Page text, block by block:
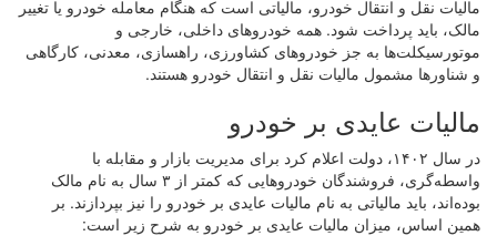
مالیات نقل و انتقال خودرو، مالیاتی است که هنگام معامله خودرو یا تغییر
مالک، باید پرداخت شود. همه خودروهای داخلی، خارجی و
موتورسیکلت‌ها به جز خودروهای کشاورزی، راهسازی، معدنی، کارگاهی
و شناورها مشمول مالیات نقل و انتقال خودرو هستند.
مالیات عایدی بر خودرو
در سال ۱۴۰۲، دولت اعلام کرد برای مدیریت بازار و مقابله با
واسطه‌گری، فروشندگان خودروهایی که کمتر از ۳ سال به نام مالک
بوده‌اند، باید مالیاتی به نام مالیات عایدی بر خودرو را نیز بپردازند. بر
همین اساس، میزان مالیات عایدی بر خودرو به شرح زیر است: